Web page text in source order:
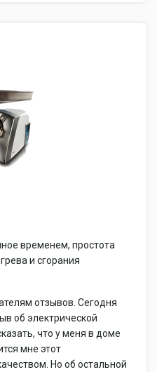
временем, простота
и сгорания
отзывов. Сегодня
об электрической
что у меня в доме
мне этот
Но об остальной